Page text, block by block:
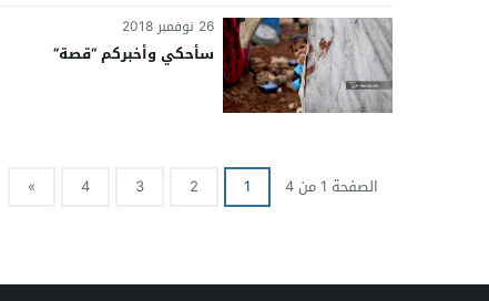
26 نوفمبر 2018
سأحكي وأخبركم “قصة”
الصفحة 1 من 4 1
2
3
4
»